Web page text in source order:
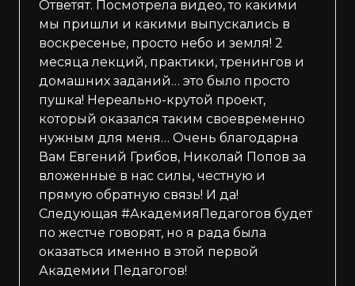
Ответят. Посмотрела видео, то какими
мы пришли и какими выпускались в
воскресенье, просто небо и земля! 2
месяца лекций, практики, тренингов и
домашних заданий… это было просто
пушка! Нереально-крутой проект,
который оказался таким своевременно
нужным для меня… Очень благодарна
Вам Евгений Грибов, Николай Попов за
вложенные в нас силы, честную и
прямую обратную связь! И да!
Следующая #АкадемияПедагогов будет
по жестче говорят, но я рада была
оказаться именно в этой первой
Академии Педагогов!